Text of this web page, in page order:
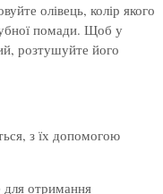
олівець, колір якого
помади. Щоб у
розтушуйте його
з їх допомогою
для отримання